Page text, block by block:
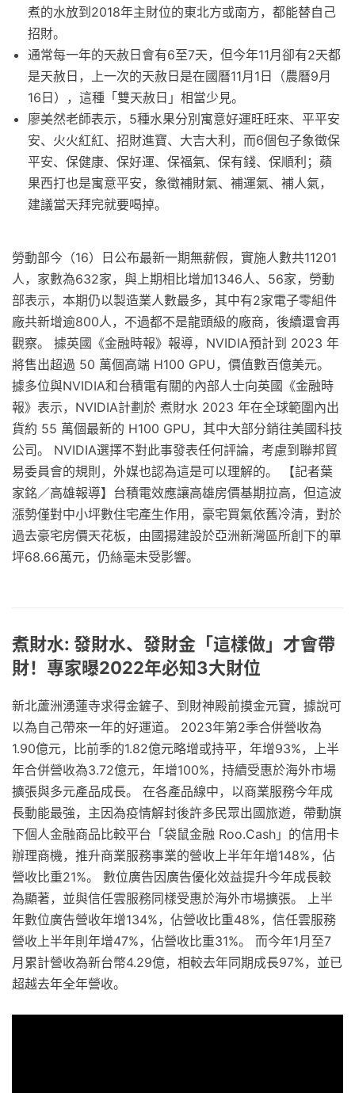
煮的水放到2018年主財位的東北方或南方，都能替自己
招財。
通常每一年的天赦日會有6至7天，但今年11月卻有2天都
是天赦日，上一次的天赦日是在國曆11月1日（農曆9月
16日），這種「雙天赦日」相當少見。
廖美然老師表示，5種水果分別寓意好運旺旺來、平平安
安、火火紅紅、招財進寶、大吉大利，而6個包子象徵保
平安、保健康、保好運、保福氣、保有錢、保順利；蘋
果西打也是寓意平安，象徵補財氣、補運氣、補人氣，
建議當天拜完就要喝掉。
勞動部今（16）日公布最新一期無薪假，實施人數共11201
人，家數為632家，與上期相比增加1346人、56家，勞動
部表示，本期仍以製造業人數最多，其中有2家電子零組件
廠共新增逾800人，不過都不是龍頭級的廠商，後續還會再
觀察。 據英國《金融時報》報導，NVIDIA預計到 2023 年
將售出超過 50 萬個高端 H100 GPU，價值數百億美元。
據多位與NVIDIA和台積電有關的內部人士向英國《金融時
報》表示，NVIDIA計劃於 煮財水 2023 年在全球範圍內出
貨約 55 萬個最新的 H100 GPU，其中大部分銷往美國科技
公司。 NVIDIA選擇不對此事發表任何評論，考慮到聯邦貿
易委員會的規則，外媒也認為這是可以理解的。 【記者葉
家銘／高雄報導】台積電效應讓高雄房價基期拉高，但這波
漲勢僅對中小坪數住宅產生作用，豪宅買氣依舊冷清，對於
過去豪宅房價天花板，由國揚建設於亞洲新灣區所創下的單
坪68.66萬元，仍絲毫未受影響。
煮財水: 發財水、發財金「這樣做」才會帶
財！專家曝2022年必知3大財位
新北蘆洲湧蓮寺求得金鏟子、到財神殿前摸金元寶，據說可
以為自己帶來一年的好運道。 2023年第2季合併營收為
1.90億元，比前季的1.82億元略增或持平，年增93%，上半
年合併營收為3.72億元，年增100%，持續受惠於海外市場
擴張與多元產品成長。 在各產品線中，以商業服務今年成
長動能最強，主因為疫情解封後許多民眾出國旅遊，帶動旗
下個人金融商品比較平台「袋鼠金融 Roo.Cash」的信用卡
辦理商機，推升商業服務事業的營收上半年年增148%，佔
營收比重21%。 數位廣告因廣告優化效益提升今年成長較
為顯著，並與信任雲服務同樣受惠於海外市場擴張。 上半
年數位廣告營收年增134%，佔營收比重48%，信任雲服務
營收上半年則年增47%，佔營收比重31%。 而今年1月至7
月累計營收為新台幣4.29億，相較去年同期成長97%，並已
超越去年全年營收。